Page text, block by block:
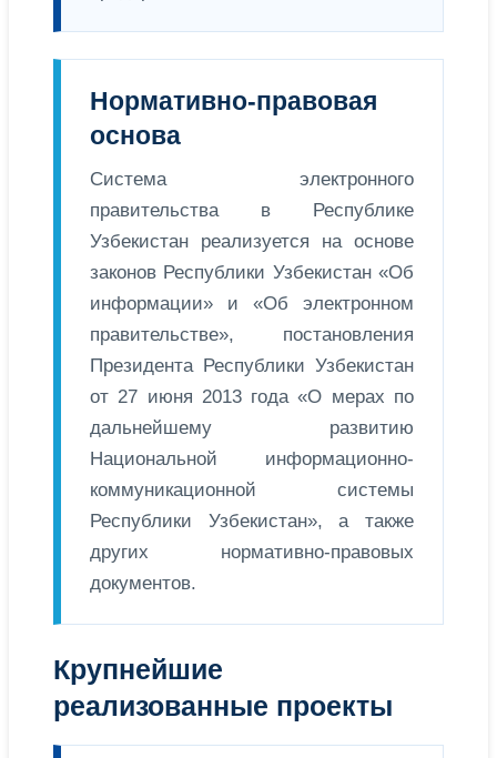
Нормативно-правовая
основа
Система электронного
правительства в Республике
Узбекистан реализуется на основе
законов Республики Узбекистан «Об
информации» и «Об электронном
правительстве», постановления
Президента Республики Узбекистан
от 27 июня 2013 года «О мерах по
дальнейшему развитию
Национальной информационно-
коммуникационной системы
Республики Узбекистан», а также
других нормативно-правовых
документов.
Крупнейшие
реализованные проекты